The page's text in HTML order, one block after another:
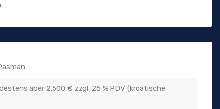
aber 2.500 € zzgl. 25 % PDV (kroatische